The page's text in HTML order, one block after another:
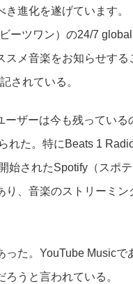
き進化を遂げています
ーツワン）の24/7
メ音楽をお知らせする
されている。
ザーは今も残っている
れた。特にBeats 1
始されたSpotify（スポ
、音楽のストリーミン
た。YouTube Musicで
うと言われている。